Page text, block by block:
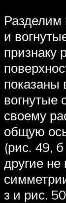
и
признаку
показаны
своему
общую
(рис. 49,
другие
з и рис.